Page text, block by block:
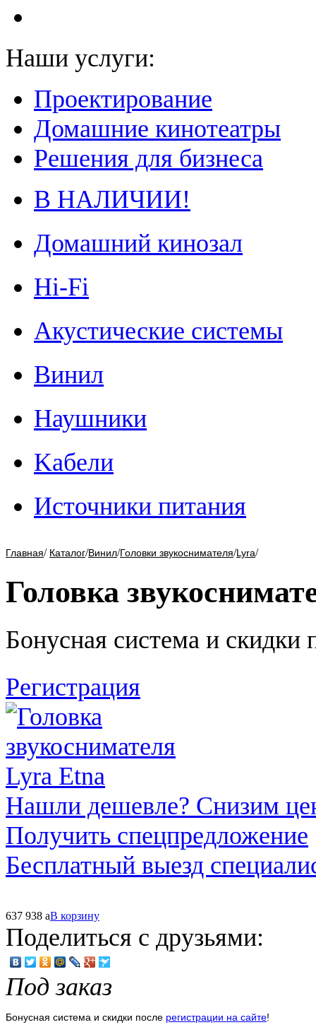
Наши услуги:
Проектирование
Домашние кинотеатры
Решения для бизнеса
В НАЛИЧИИ!
Домашний кинозал
Hi-Fi
Акустические системы
Винил
Наушники
Kабели
Источники питания
Главная/ Каталог/Винил/Головки звукоснимателя/Lyra/
Головка
Бонусная система и скидки
Регистрация
Нашли дешевле? Снизим
Получить спецпредложение
Бесплатный выезд
637 938 aВ корзину
Поделиться с друзьями:
Под заказ
Бонусная система и скидки после регистрации на сайте!